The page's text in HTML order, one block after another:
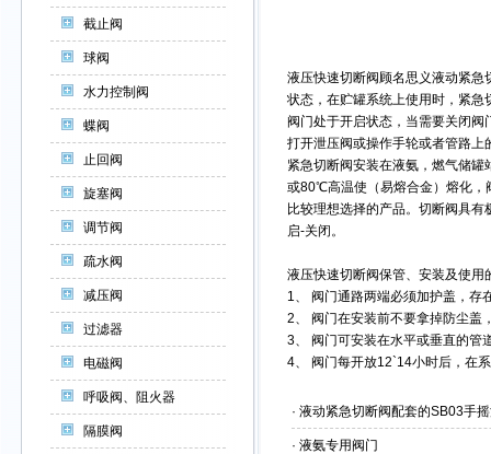
截止阀
球阀
水力控制阀
蝶阀
止回阀
旋塞阀
调节阀
疏水阀
减压阀
过滤器
电磁阀
呼吸阀、阻火器
隔膜阀
液压快速切断阀顾名思义液动紧急
状态，在贮罐系统上使用时， 紧急
阀门处于开启状态，当需要关闭
打开泄压阀或操作手轮或者管路
紧急切断阀安装在液氨，燃气储罐
或80℃高温使（易熔合金）熔化，
比较理想选择的产品。切断阀具
启-关闭。
液压快速切断阀保管、安装及使用
1、 阀门通路两端必须加护盖，存
2、 阀门在安装前不要拿掉防尘盖
3、 阀门可安装在水平或垂直的管
4、 阀门每开放12`14小时后，在
· 液动紧急切断阀配套的SB03手
· 液氨专用阀门